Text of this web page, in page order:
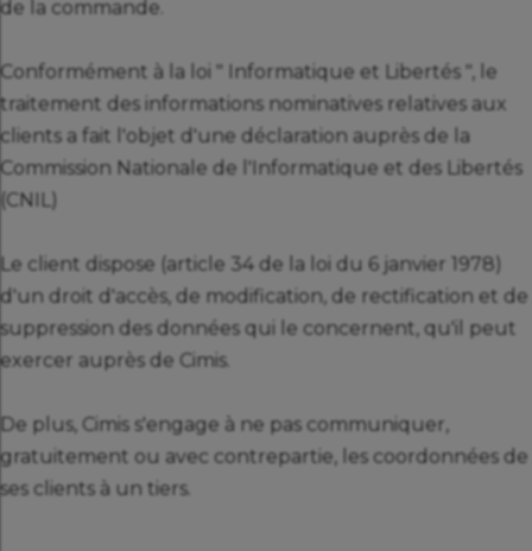
de la commande.
Conformément à la loi " Informatique et Libertés ", le
traitement des informations nominatives relatives aux
clients a fait l'objet d'une déclaration auprès de la
Commission Nationale de l'Informatique et des Libertés
(CNIL)
Le client dispose (article 34 de la loi du 6 janvier 1978)
d'un droit d'accès, de modification, de rectification et de
suppression des données qui le concernent, qu'il peut
exercer auprès de Cimis.
De plus, Cimis s'engage à ne pas communiquer,
gratuitement ou avec contrepartie, les coordonnées de
ses clients à un tiers.